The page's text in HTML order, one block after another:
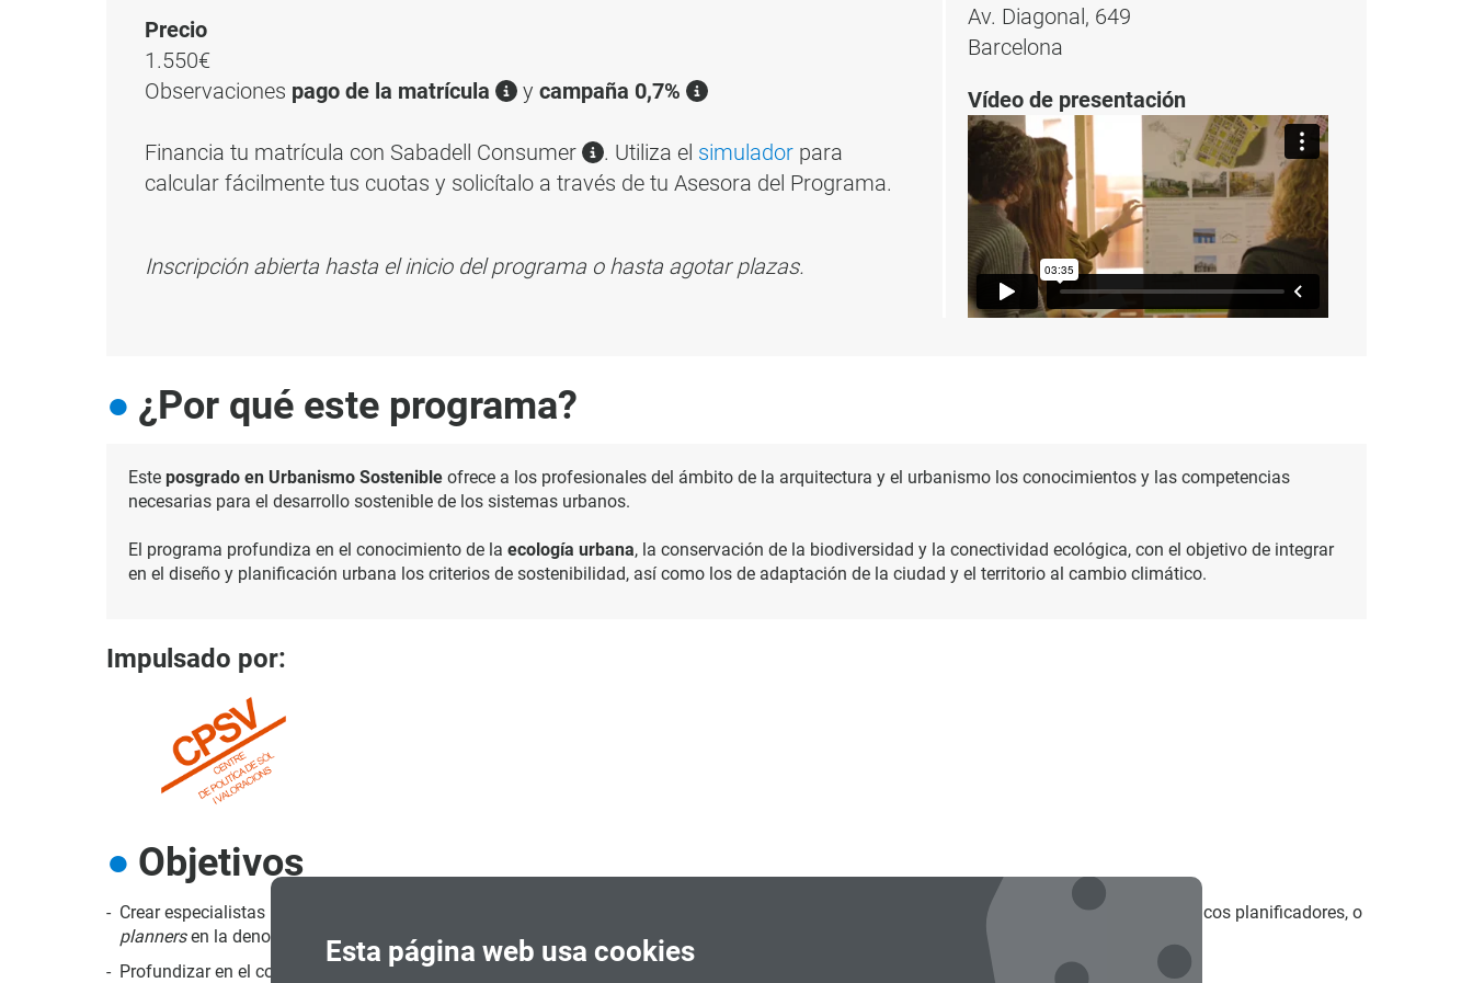
Esta página web usa cookies
Precio
1.550€
Observaciones pago de la matrícula y campaña 0,7%
Financia tu matrícula con Sabadell Consumer . Utiliza el simulador para
calcular fácilmente tus cuotas y solicítalo a través de tu Asesora del Programa.
Inscripción abierta hasta el inicio del programa o hasta agotar plazas.
Av. Diagonal, 649
Barcelona
Vídeo de presentación
¿Por qué este programa?
Este posgrado en Urbanismo Sostenible ofrece a los profesionales del ámbito de la arquitectura y el urbanismo los conocimientos y las competencias
necesarias para el desarrollo sostenible de los sistemas urbanos.
El programa profundiza en el conocimiento de la ecología urbana, la conservación de la biodiversidad y la conectividad ecológica, con el objetivo de integrar
en el diseño y planificación urbana los criterios de sostenibilidad, así como los de adaptación de la ciudad y el territorio al cambio climático.
Impulsado por:
Objetivos
Crear especialistas multidisciplinares capacitados para afrontar la planificación y la gestión de la ciudad y el territorio en el siglo XXI. Auténticos planificadores, o
plannersen la denominación anglosajona, de los sistemas urbanos y territoriales contemporáneos.
Profundizar en el concepto de sostenibilidad aplicado a la ciudad y a sus estructuras morfológicas y de comportamiento dinámico.